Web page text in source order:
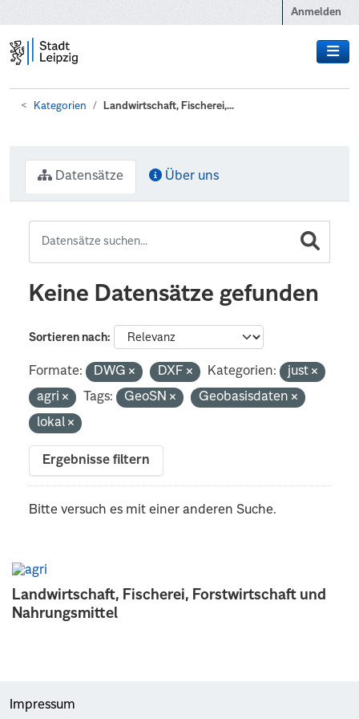
Anmelden
Kategorien Landwirtschaft, Fischerei,...
Landwirtschaft, Fischerei, Forstwirtschaft und
Nahrungsmittel
Datensätze Über uns
Keine Datensätze gefunden
Sortieren nach
Formate: DWG DXF Kategorien:
just
agri
Tags: GeoSN
Geobasisdaten
lokal
Ergebnisse filtern
Bitte versuch es mit einer anderen Suche.
Impressum